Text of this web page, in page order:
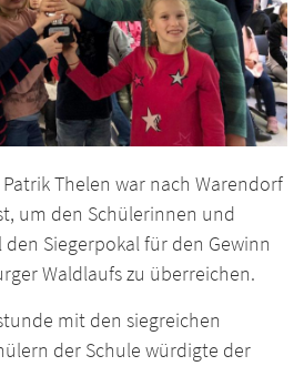
Thelen war nach Warendorf
um den Schülerinnen und
Siegerpokal für den Gewinn
Waldlaufs zu überreichen.
mit den siegreichen
der Schule würdigte der